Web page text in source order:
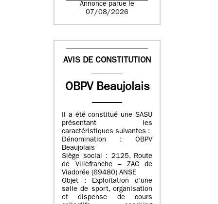
Annonce parue le
07/08/2026
AVIS DE CONSTITUTION
OBPV Beaujolais
Il a été constitué une SASU
présentant les
caractéristiques suivantes :
Dénomination : OBPV
Beaujolais
Siège social : 2125, Route
de Villefranche – ZAC de
Viadorée (69480) ANSE
Objet : Exploitation d’une
salle de sport, organisation
et dispense de cours